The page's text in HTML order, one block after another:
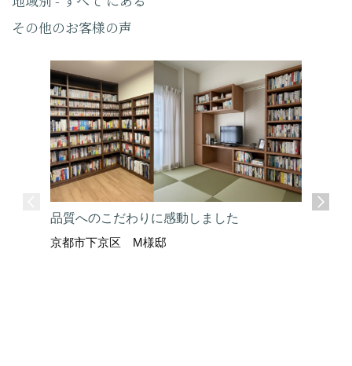
その他のお客様の声
品質へのこだわりに感動しました
京都市下京区 M様邸